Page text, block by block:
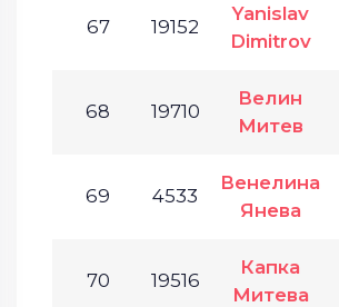
67 19152
Yanislav
Dimitrov
68 19710
Велин
Митев
69 4533
Венелина
Янева
70 19516
Капка
Митева